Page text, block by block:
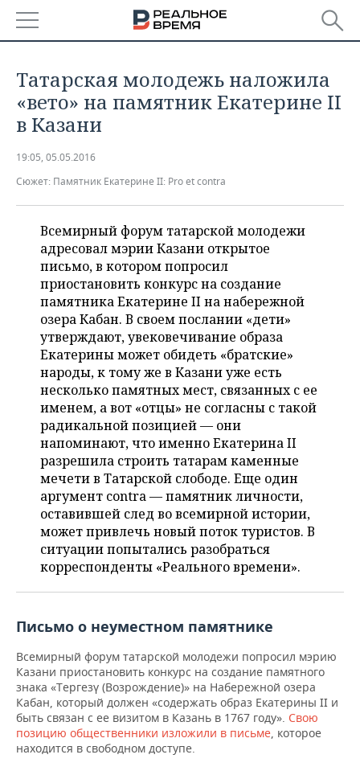
БАШКОРТОСТАН
ТАТАРСТАН
НОВОСТИ
АНАЛИТИКА
ДЕКЛАРАЦИИ О ДОХОДАХ
КОРОЛИ ГОСЗАКАЗА ПФО
ВУЗЫ ТАТАРСТАНА
КОМУ ПРИНАДЛЕЖАТ
ТОРГОВЫЕ ЦЕНТРЫ
ТАТАРСТАНА
НОВОСТИ ЭКОНОМИКИ
ФИНАНСЫ
БАНКИ
БЮДЖЕТ
ИНВЕСТИЦИИ
ПРОМЫШЛЕННОСТЬ
НОВОСТИ
ПРОМЫШЛЕННОСТИ
АГРОПРОМ
МАШИНОСТРОЕНИЕ
НЕФТЕХИМИЯ
НЕФТЬ
ОПК
ЭНЕРГЕТИКА
НЕДВИЖИМОСТЬ
НОВОСТИ НЕДВИЖИМОСТИ
АВТО
НОВОСТИ АВТО
БИЗНЕС
НОВОСТИ БИЗНЕСА
РОЗНИЧНАЯ ТОРГОВЛЯ
ТРАНСПОРТ
УСЛУГИ
ТЕХНОЛОГИИ
НОВОСТИ ТЕХНОЛОГИЙ
МЕДИА
ТЕЛЕКОММУНИКАЦИИ
МЕРОПРИЯТИЯ
НОВОСТИ МЕРОПРИЯТИЙ
ВЫЕЗДНАЯ РЕДАКЦИЯ
БИЗНЕС-БРАНЧИ
ONLINE-КОНФЕРЕНЦИИ
ОТКРЫТАЯ ЛЕКЦИЯ
СПОРТ
НОВОСТИ СПОРТА
ФУТБОЛ
ХОККЕЙ
БАСКЕТБОЛ
КИБЕРСПОРТ
ФИГУРНОЕ КАТАНИЕ
ВОДНЫЕ ВИДЫ СПОРТА
ОБЩЕСТВО
НОВОСТИ ОБЩЕСТВА
ВЛАСТЬ
ИНФРАСТРУКТУРА
КУЛЬТУРА
МЕДИЦИНА
ОБРАЗОВАНИЕ
ФОТОГАЛЕРЕЯ
СЮЖЕТЫ
СПРАВОЧНИК
СПИСОК КОМПАНИЙ
Татарская молодежь наложила
«вето» на памятник Екатерине II
в Казани
19:05, 05.05.2016
Сюжет: Памятник Екатерине II: Pro et contra
Всемирный форум татарской молодежи
адресовал мэрии Казани открытое
письмо, в котором попросил
приостановить конкурс на создание
памятника Екатерине II на набережной
озера Кабан. В своем послании «дети»
утверждают, увековечивание образа
Екатерины может обидеть «братские»
народы, к тому же в Казани уже есть
несколько памятных мест, связанных с ее
именем, а вот «отцы» не согласны с такой
радикальной позицией — они
напоминают, что именно Екатерина II
разрешила строить татарам каменные
мечети в Татарской слободе. Еще один
аргумент contra — памятник личности,
оставившей след во всемирной истории,
может привлечь новый поток туристов. В
ситуации попытались разобраться
корреспонденты «Реального времени».
Письмо о неуместном памятнике
Всемирный форум татарской молодежи попросил мэрию
Казани приостановить конкурс на создание памятного
знака «Тергезү (Возрождение)» на Набережной озера
Кабан, который должен «содержать образ Екатерины II и
быть связан с ее визитом в Казань в 1767 году». Свою
позицию общественники изложили в письме, которое
находится в свободном доступе.